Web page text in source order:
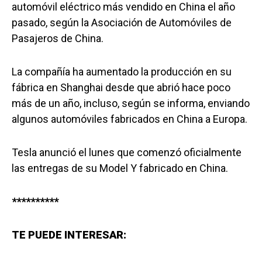
automóvil eléctrico más vendido en China el año
pasado, según la Asociación de Automóviles de
Pasajeros de China.
La compañía ha aumentado la producción en su
fábrica en Shanghai desde que abrió hace poco
más de un año, incluso, según se informa, enviando
algunos automóviles fabricados en China a Europa.
Tesla anunció el lunes que comenzó oficialmente
las entregas de su Model Y fabricado en China.
**********
TE PUEDE INTERESAR: